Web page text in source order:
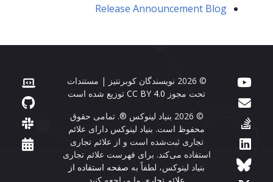
Release Announcement Blog
© 2026 نویسندگان کوبرنتیز | مستندات
تحت مجوز CC BY 4.0 توزیع شده است
© 2026 بنیاد لینوکس ®. تمامی حقوق
محفوظ است. بنیاد لینوکس دارای علائم
تجاری ثبت‌شده است و از علائم تجاری
استفاده می‌کند. برای فهرست علائم تجاری
بنیاد لینوکس، لطفاً به صفحه استفاده از